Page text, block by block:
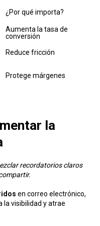
¿Por qué importa?
Aumenta la tasa de
conversión
Reduce fricción
Protege márgenes
la
recordatorios claros
en correo electrónico,
la visibilidad y atrae